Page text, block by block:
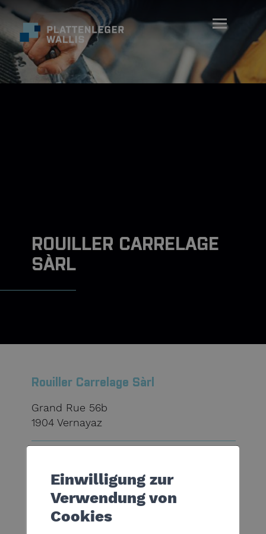
ROUILLER CARRELAGE
SÀRL
Rouiller Carrelage Sàrl
Grand Rue 56b
1904 Vernayaz
info@rouillercarrelage.ch
Einwilligung zur
Verwendung von
Cookies